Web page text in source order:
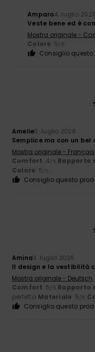
Amparo4. luglio 2026
Veste bene ed è
Mostra originale -
Colore: 5/5
Consiglio
Amelie3. luglio 2026
Semplice ma con un bel
Mostra originale - Français
Comfort: 4/5 Rapporto
Colore: 5/5
Consiglio questo
Amina3. luglio 2026
Il design e la vestibilità
Mostra originale - Deutsch
Comfort: 5/5 Rapporto
perfetta Materiale: 5/5
Consiglio questo